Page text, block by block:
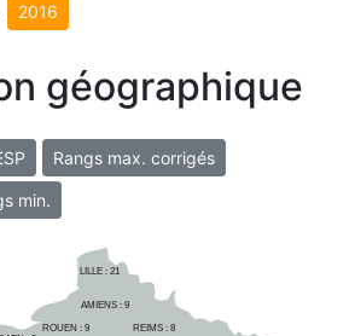
2016
géographique
Rangs max. corrigés
min.
AMIENS : 9
LILLE : 21
REIMS : 8
ROUEN : 9